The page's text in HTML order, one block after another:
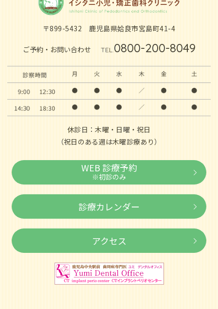
〒899-5432 鹿児島県姶良市宮島町41-4
ご予約・お問い合わせ TEL.0800-200-8049
休診日：木曜・日曜・祝日
（祝日のある週は木曜診療あり）
WEB 診療予約
※初診のみ
診療カレンダー
アクセス